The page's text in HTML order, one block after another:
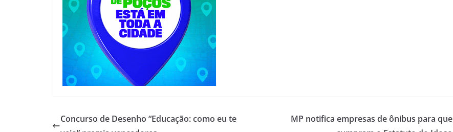
Concurso de Desenho “Educação: como eu te
MP notifica empresas de ônibus para que